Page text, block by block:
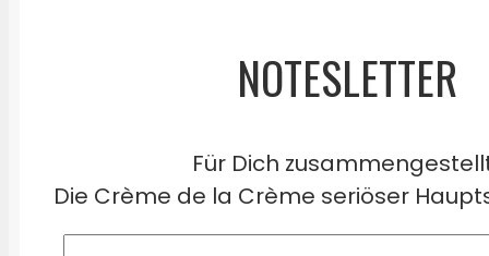
NOTESLETTER
Für Dich
Die Crème de la Crème seriöser